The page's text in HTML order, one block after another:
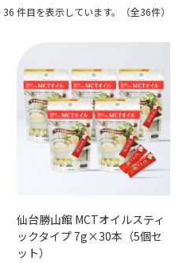
36 件目を表示しています。（全36件）
仙台勝山館 MCTオイルスティ
ックタイプ 7g×30本（5個セ
ット）